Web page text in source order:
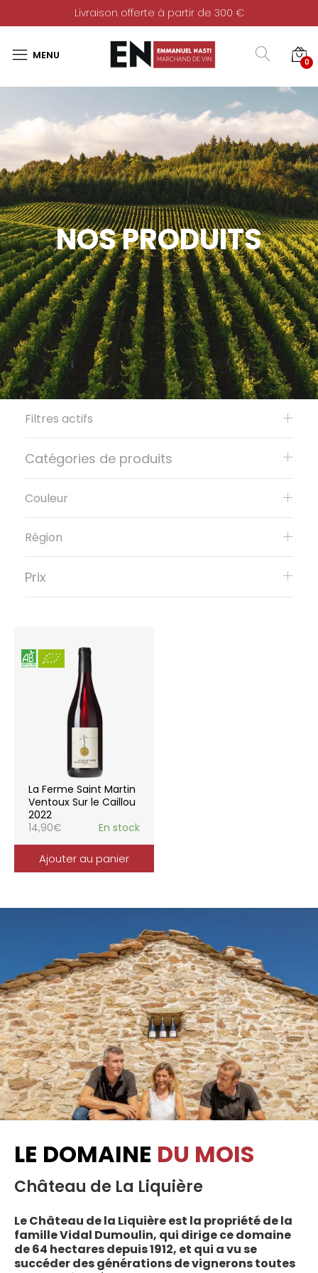
Livraison offerte à partir de 300 €
0
NOS PRODUITS
La Ferme Saint Martin
Ventoux Sur le Caillou
2022
14,90€ En stock
Ajouter au panier
Filtres actifs
Catégories de produits
Couleur
Région
Prix
LE DOMAINE DU MOIS
Château de La Liquière
Le Château de la Liquière est la propriété de la
famille Vidal Dumoulin, qui dirige ce domaine
de 64 hectares depuis 1912, et qui a vu se
succéder des générations de vignerons toutes